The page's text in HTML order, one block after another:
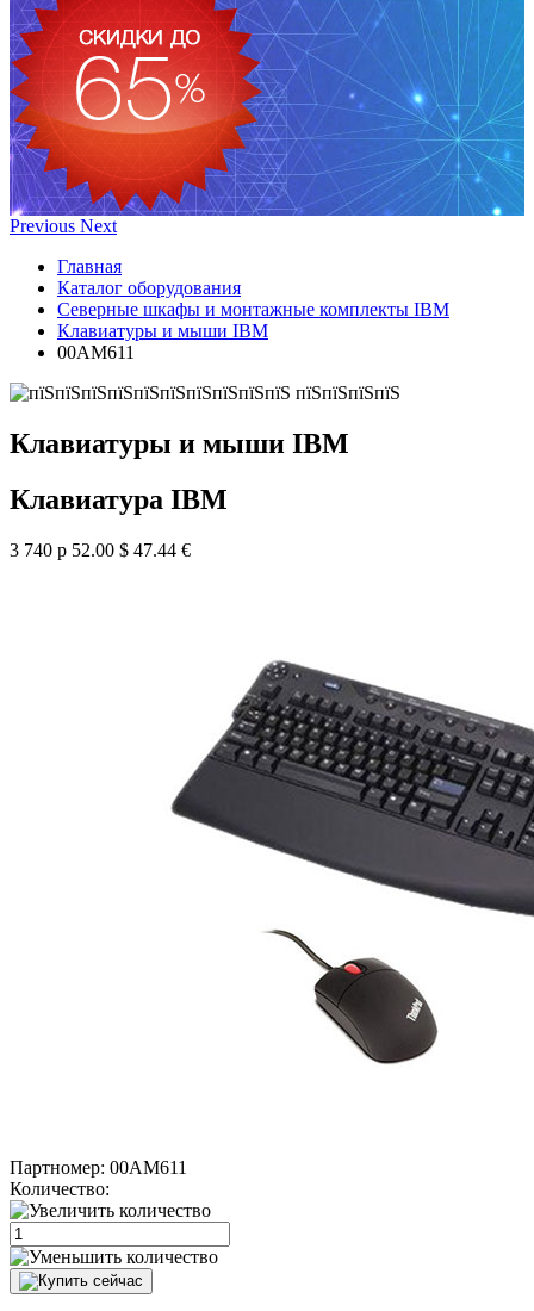
Previous Next
Главная
Каталог оборудования
Северные шкафы и монтажные комплекты IBM
Клавиатуры и мыши IBM
00AM611
Клавиатуры и мыши IBM
Клавиатура IBM
3 740 р 52.00 $ 47.44 €
Партномер: 00AM611
Количество: